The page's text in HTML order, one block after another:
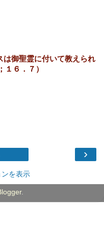
は御聖霊に付いて教えられ
１６．７）
›
を表示
.